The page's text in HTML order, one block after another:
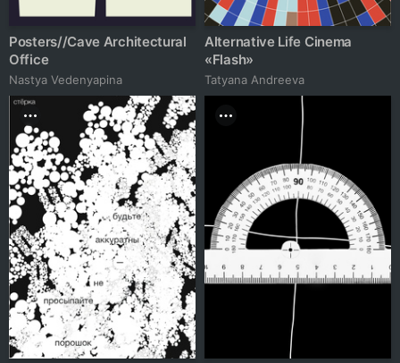
Posters//Cave Architectural
Office
Nastya Vedenyapina
Alternative Life Cinema
«Flash»
Tatyana Andreeva